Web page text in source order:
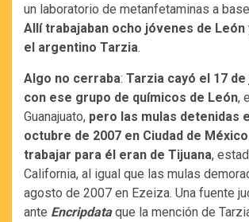
un laboratorio de metanfetaminas a
Allí trabajaban ocho jóvenes de
el argentino Tarzia.
Algo no cerraba: Tarzia cayó el 17
con ese grupo de químicos de León,
Guanajuato, pero las mulas detenidas
octubre de 2007 en Ciudad de
trabajar para él eran de Tijuana,
California, al igual que las mulas
agosto de 2007 en Ezeiza. Una fuente
ante Encripdataque la mención de